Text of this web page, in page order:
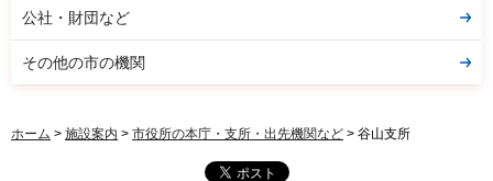
公社・財団など
その他の市の機関
ホーム > 施設案内 > 市役所の本庁・支所・出先機関など > 谷山支所